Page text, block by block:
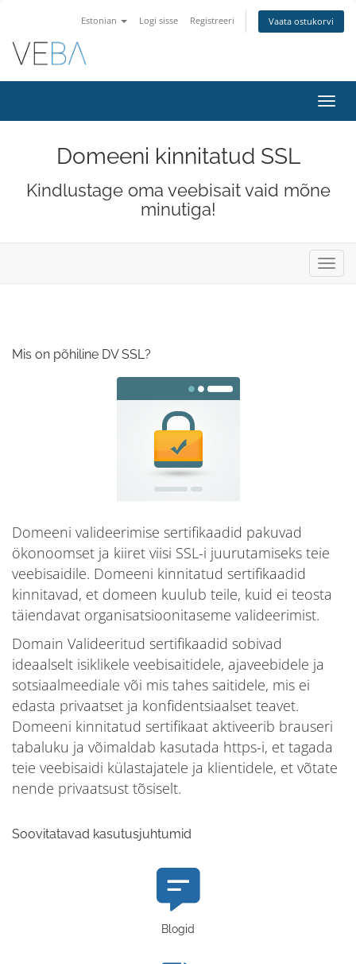
Estonian Logi sisse Registreeri Vaata ostukorvi
Domeeni kinnitatud SSL
Kindlustage oma veebisait vaid mõne
minutiga!
Mis on põhiline DV SSL?
Domeeni valideerimise sertifikaadid pakuvad
ökonoomset ja kiiret viisi SSL-i juurutamiseks teie
veebisaidile. Domeeni kinnitatud sertifikaadid
kinnitavad, et domeen kuulub teile, kuid ei teosta
täiendavat organisatsioonitaseme valideerimist.
Domain Valideeritud sertifikaadid sobivad
ideaalselt isiklikele veebisaitidele, ajaveebidele ja
sotsiaalmeediale või mis tahes saitidele, mis ei
edasta privaatset ja konfidentsiaalset teavet.
Domeeni kinnitatud sertifikaat aktiveerib brauseri
tabaluku ja võimaldab kasutada https-i, et tagada
teie veebisaidi külastajatele ja klientidele, et võtate
nende privaatsust tõsiselt.
Soovitatavad kasutusjuhtumid
Blogid